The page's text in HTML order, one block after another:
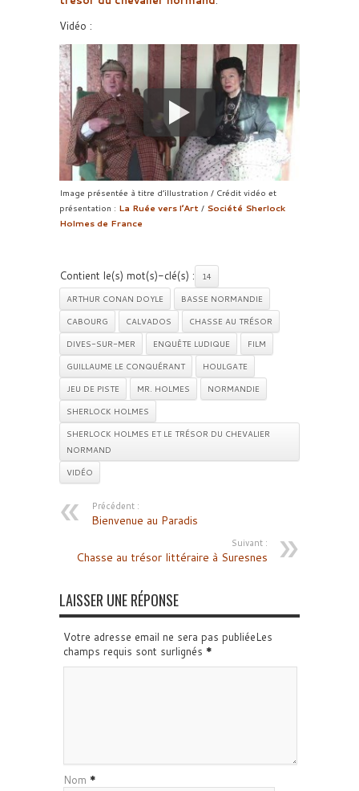
Vidéo :
Image présentée à titre d’illustration / Crédit vidéo et
présentation : La Ruée vers l’Art / Société Sherlock
Holmes de France
Contient le(s) mot(s)-clé(s) :
14
ARTHUR CONAN DOYLE
BASSE NORMANDIE
CABOURG
CALVADOS
CHASSE AU TRÉSOR
DIVES-SUR-MER
ENQUÊTE LUDIQUE
FILM
GUILLAUME LE CONQUÉRANT
HOULGATE
JEU DE PISTE
MR. HOLMES
NORMANDIE
SHERLOCK HOLMES
SHERLOCK HOLMES ET LE TRÉSOR DU CHEVALIER
NORMAND
VIDÉO
Précédent :
Bienvenue au Paradis
Suivant :
Chasse au trésor littéraire à Suresnes
LAISSER UNE RÉPONSE
Votre adresse email ne sera pas publiéeLes
champs requis sont surlignés *
Nom *